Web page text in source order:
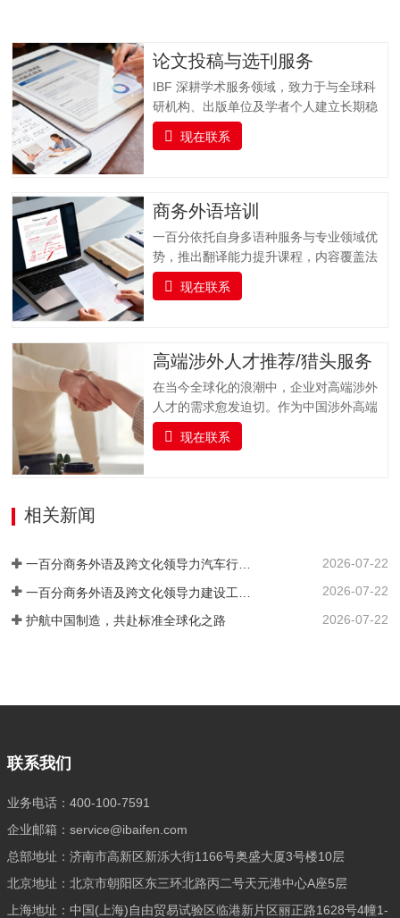
论文投稿与选刊服务
IBF 深耕学术服务领域，致力于与全球科
研机构、出版单位及学者个人建立长期稳
固的合作关系，打造集学术交流、资源整
合与专业支持于一体的科研服务平台。我
核心，提供全流程学术支持，同时实时跟
踪科研前沿，推送更新科研动态资讯并提
供文献检索服务，助力科研工作者高效获
取关键信息，加速学术成果转化与发表。
一、全流程支持：专业投稿指导服务从论
文提交到最终录用，我们全程陪伴，以专
前准备指导协助作者完成投稿前的各项准
备工作，包括论文格式调整（…
现在联系
商务外语培训
一百分依托自身多语种服务与专业领域优
势，推出翻译能力提升课程，内容覆盖法
律、金融、医疗、交通运输、专业技术、
教育等多个专业领域，支持多种语言的培
面提升语言实战技能，培养具备扎实语言
基础、跨文化沟通能力与专业领域知识的
复合型翻译人才，助力企业国际化发展与
行业人才队伍建设。一百分提供全面的、
系统的雅思及俄语（ТРКИ）、日语
（JLPT）、韩语（TOPIK）、法语
现在联系
高端涉外人才推荐/猎头服务
在当今全球化的浪潮中，企业对高端涉外
人才的需求愈发迫切。作为中国涉外高端
人才猎头的标杆品牌，一百分凭借精准对
接国内外高端人才与企业需求，凭借敏锐
又深谙专业领域的高端复合型人才。通过
严谨的流程与专业的眼光，确保每一位推
荐到您身边的人才，契合企业的国际化发
展战略，高效赋能，助力您的企业在国际
现在联系
相关新闻
一百分商务外语及跨文化领导力汽车行业培训案例 ——知名汽车出海企业国际化营销人才英语应用能力强化实践 2026-07-22
2026-07-22
护航中国制造，共赴标准全球化之路 2026-07-22
联系我们
业务电话：400-100-7591
企业邮箱：service@ibaifen.com
总部地址：济南市高新区新泺大街1166号奥盛大厦3号楼10层
北京地址：北京市朝阳区东三环北路丙二号天元港中心A座5层
上海地址：中国(上海)自由贸易试验区临港新片区丽正路1628号4幢1-